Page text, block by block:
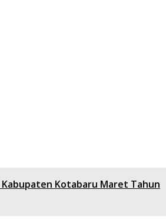
Kotabaru Maret Tahun